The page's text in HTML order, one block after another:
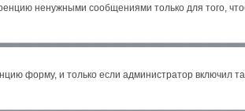
ненужными сообщениями только для того,
форму, и только если администратор включил